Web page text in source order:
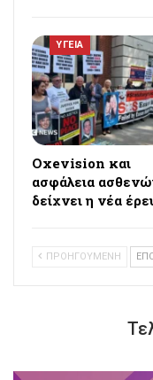
ΥΓΕΙΑ
Oxevision και
ασφάλεια
δείχνει η νέα
ΠΡΟΗΓΟΥΜΕΝΗ